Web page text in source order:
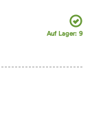
Auf Lager: 9